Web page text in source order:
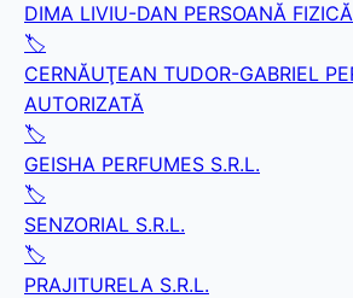
DIMA LIVIU-DAN PERSOANĂ
🏷️
CERNĂUŢEAN TUDOR-GABRIEL
AUTORIZATĂ
🏷️
GEISHA PERFUMES S.R.L.
🏷️
SENZORIAL S.R.L.
🏷️
PRAJITURELA S.R.L.